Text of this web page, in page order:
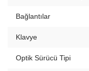
Bağlantılar
Klavye
Optik Sürücü Tipi